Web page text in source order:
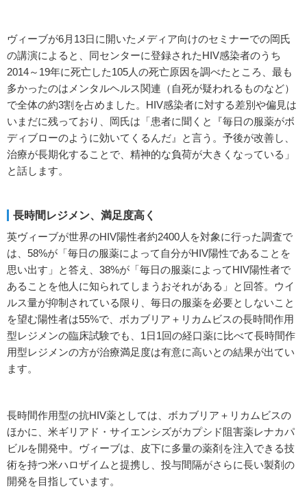
ヴィーブが6月13日に開いたメディア向けのセミナーでの岡氏
の講演によると、同センターに登録されたHIV感染者のうち
2014～19年に死亡した105人の死亡原因を調べたところ、最も
多かったのはメンタルヘルス関連（自死が疑われるものなど）
で全体の約3割を占めました。HIV感染者に対する差別や偏見は
いまだに残っており、岡氏は「患者に聞くと『毎日の服薬がボ
ディブローのように効いてくるんだ』と言う。予後が改善し、
治療が長期化することで、精神的な負荷が大きくなっている」
と話します。
長時間レジメン、満足度高く
英ヴィーブが世界のHIV陽性者約2400人を対象に行った調査で
は、58%が「毎日の服薬によって自分がHIV陽性であることを
思い出す」と答え、38%が「毎日の服薬によってHIV陽性者で
あることを他人に知られてしまうおそれがある」と回答。ウイ
ルス量が抑制されている限り、毎日の服薬を必要としないこと
を望む陽性者は55%で、ボカブリア＋リカムビスの長時間作用
型レジメンの臨床試験でも、1日1回の経口薬に比べて長時間作
用型レジメンの方が治療満足度は有意に高いとの結果が出てい
ます。
長時間作用型の抗HIV薬としては、ボカブリア＋リカムビスの
ほかに、米ギリアド・サイエンシズがカプシド阻害薬レナカパ
ビルを開発中。ヴィーブは、皮下に多量の薬剤を注入できる技
術を持つ米ハロザイムと提携し、投与間隔がさらに長い製剤の
開発を目指しています。